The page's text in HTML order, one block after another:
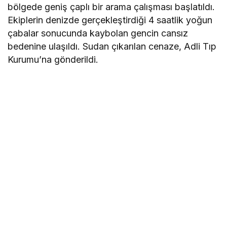
bölgede geniş çaplı bir arama çalışması başlatıldı.
Ekiplerin denizde gerçekleştirdiği 4 saatlik yoğun
çabalar sonucunda kaybolan gencin cansız
bedenine ulaşıldı. Sudan çıkarılan cenaze, Adli Tıp
Kurumu’na gönderildi.